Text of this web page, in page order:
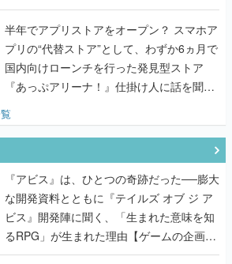
うこだわりをプロデューサーに聞いた
半年でアプリストアをオープン？ スマホア
プリの“代替ストア”として、わずか6ヵ月で
国内向けローンチを行った発見型ストア
『あっぷアリーナ！』仕掛け人に話を聞い
てみた
『アビス』は、ひとつの奇跡だった──膨大
な開発資料とともに『テイルズ オブ ジ ア
ビス』開発陣に聞く、「生まれた意味を知
るRPG」が生まれた理由【ゲームの企画
書】